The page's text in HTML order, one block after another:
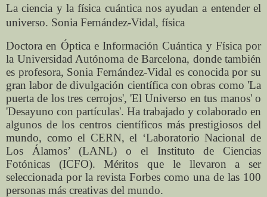
La ciencia y la física cuántica nos ayudan a entender el
universo. Sonia Fernández-Vidal, física
Doctora en Óptica e Información Cuántica y Física por
la Universidad Autónoma de Barcelona, donde también
es profesora, Sonia Fernández-Vidal es conocida por su
gran labor de divulgación científica con obras como 'La
puerta de los tres cerrojos', 'El Universo en tus manos' o
'Desayuno con partículas'. Ha trabajado y colaborado en
algunos de los centros científicos más prestigiosos del
mundo, como el CERN, el ‘Laboratorio Nacional de
Los Álamos’ (LANL) o el Instituto de Ciencias
Fotónicas (ICFO). Méritos que le llevaron a ser
seleccionada por la revista Forbes como una de las 100
personas más creativas del mundo.